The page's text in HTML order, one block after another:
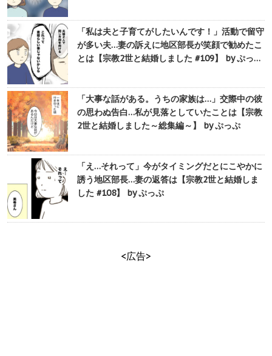
「私は夫と子育てがしたいんです！」活動で留守
が多い夫…妻の訴えに地区部長が笑顔で勧めたこ
とは【宗教2世と結婚しました #109】 by ぷっ…
「大事な話がある。うちの家族は…」交際中の彼
の思わぬ告白…私が見落としていたことは【宗教
2世と結婚しました～総集編～】 by ぷっぷ
「え…それって」今がタイミングだとにこやかに
誘う地区部長…妻の返答は【宗教2世と結婚しま
した #108】 by ぷっぷ
<広告>